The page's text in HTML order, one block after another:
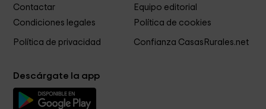
Contactar
Equipo editorial
Condiciones legales
Política de cookies
Política de privacidad Confianza CasasRurales.net
Descárgate la app